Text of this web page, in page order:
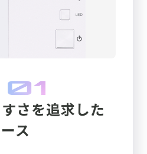
さを追求した
ス